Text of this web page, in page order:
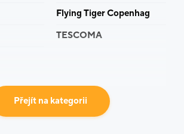
Flying Tiger Copenhag
TESCOMA
Přejít na kategorii